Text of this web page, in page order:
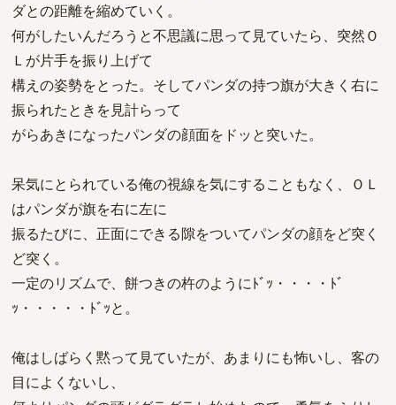
ダとの距離を縮めていく。
何がしたいんだろうと不思議に思って見ていたら、突然Ｏ
Ｌが片手を振り上げて
構えの姿勢をとった。そしてパンダの持つ旗が大きく右に
振られたときを見計らって
がらあきになったパンダの顔面をドッと突いた。
呆気にとられている俺の視線を気にすることもなく、ＯＬ
はパンダが旗を右に左に
振るたびに、正面にできる隙をついてパンダの顔をど突く
ど突く。
一定のリズムで、餅つきの杵のようにﾄﾞｯ・・・・ﾄﾞ
ｯ・・・・・ﾄﾞｯと。
俺はしばらく黙って見ていたが、あまりにも怖いし、客の
目によくないし、